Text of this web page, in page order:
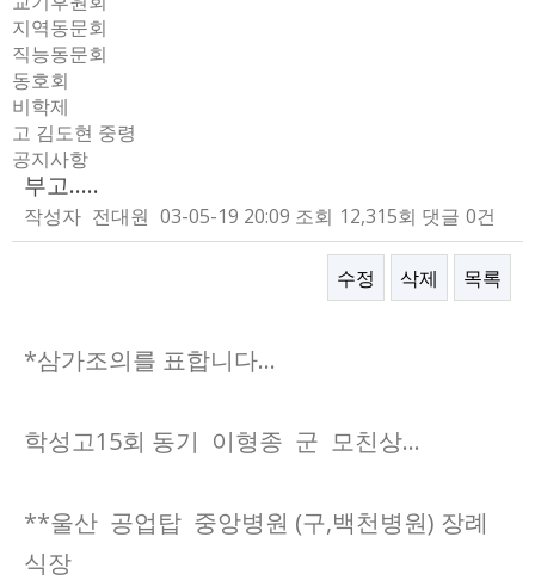
지역동문회
직능동문회
동호회
비학제
고 김도현 중령
공지사항
부고.....
작성자 전대원 03-05-19 20:09 조회 12,315회 댓글 0건
수정 삭제 목록
*삼가조의를 표합니다...
학성고15회 동기 이형종 군 모친상...
**울산 공업탑 중앙병원 (구,백천병원) 장례
식장